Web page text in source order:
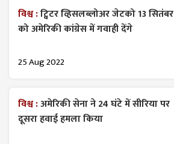
विश्व :ट्विटर व्हिसलब्लोअर जेटको 13 सितंबर
को अमेरिकी कांग्रेस में गवाही देंगे
25 Aug 2022
विश्व :अमेरिकी सेना ने 24 घंटे में सीरिया पर
दूसरा हवाई हमला किया